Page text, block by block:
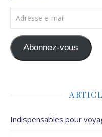
Adresse e-mail
Abonnez-vous
Indispensables pour